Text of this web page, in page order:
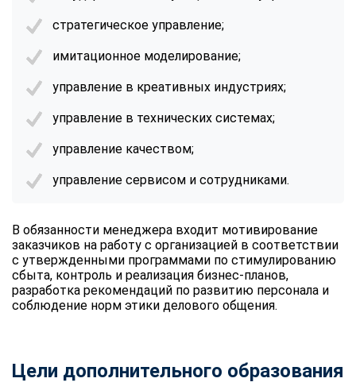
стратегическое управление;
имитационное моделирование;
управление в креативных индустриях;
управление в технических системах;
управление качеством;
управление сервисом и сотрудниками.
В обязанности менеджера входит мотивирование
заказчиков на работу с организацией в соответствии
с утвержденными программами по стимулированию
сбыта, контроль и реализация бизнес-планов,
разработка рекомендаций по развитию персонала и
соблюдение норм этики делового общения.
Цели дополнительного образования